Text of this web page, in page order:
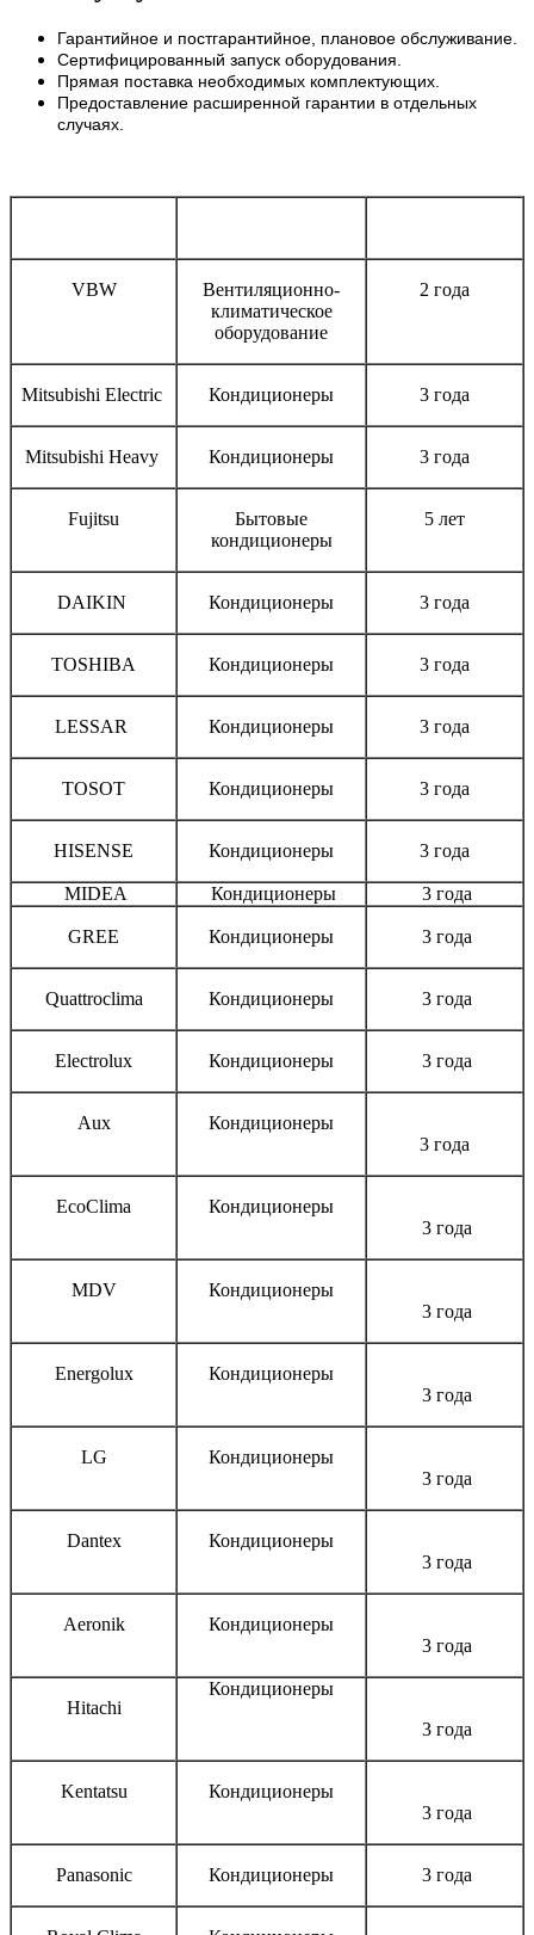
Гарантийное и постгарантийное, плановое обслуживание.
Сертифицированный запуск оборудования.
Прямая поставка необходимых комплектующих.
Предоставление расширенной гарантии в отдельных
случаях.
VBW
Вентиляционно-
климатическое
оборудование
2 года
Mitsubishi Electric Кондиционеры 3 года
Mitsubishi Heavy Кондиционеры 3 года
Fujitsu
Бытовые
кондиционеры
5 лет
DAIKIN Кондиционеры 3 года
TOSHIBA Кондиционеры 3 года
LESSAR Кондиционеры 3 года
TOSOT Кондиционеры 3 года
HISENSE Кондиционеры 3 года
MIDEA Кондиционеры 3 года
GREE Кондиционеры 3 года
Quattroclima Кондиционеры 3 года
Electrolux Кондиционеры 3 года
Aux
Кондиционеры
3 года
EcoClima
Кондиционеры
3 года
MDV
Кондиционеры
3 года
Energolux
Кондиционеры
3 года
LG
Кондиционеры
3 года
Dantex
Кондиционеры
3 года
Aeronik
Кондиционеры
3 года
Hitachi
Кондиционеры
3 года
Kentatsu
Кондиционеры
3 года
Panasonic Кондиционеры 3 года